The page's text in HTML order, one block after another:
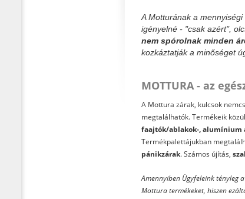
A Motturának a
igényelné - "csak azért",
nem spórolnak minden
kozkáztatják a minőséget
MOTTURA - az
A Mottura zárak, kulcsok
megtalálhatók. Termékeik
faajtók/ablakok-, alumínium
Termékpalettájukban
pánikzárak. Számos újítás,
Amennyiben Ügyfeleink tényleg a
Mottura termékeket, hiszen